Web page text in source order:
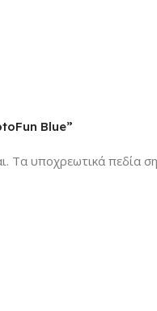
Blue”
Τα υποχρεωτικά πεδία